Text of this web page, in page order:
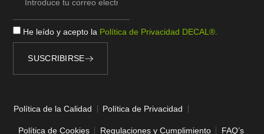
He leído y acepto la Política de Privacidad DECAL®.
SUSCRIBIRSE
Política de la Calidad Política de Privacidad
Política de Cookies Regulaciones y Cumplimiento FAQ’s